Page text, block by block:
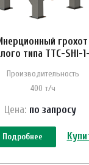
грохот
типа ТТС-SHI-
Производительность
400 т/ч
Цена: по запросу
Подробнее